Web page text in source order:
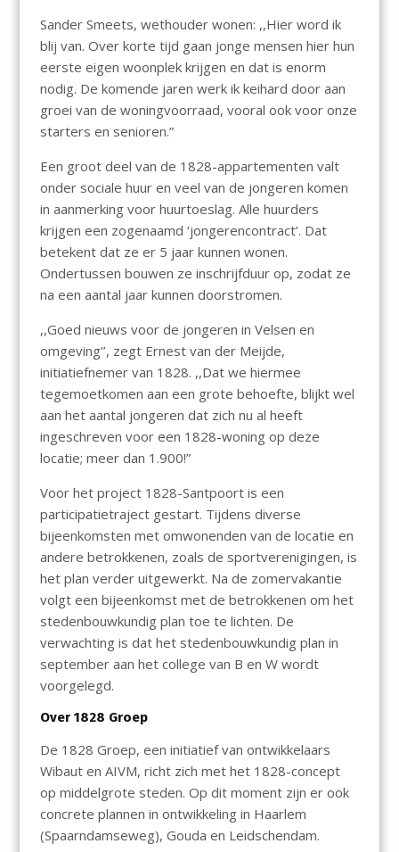
Sander Smeets, wethouder wonen: ,,Hier word ik
blij van. Over korte tijd gaan jonge mensen hier hun
eerste eigen woonplek krijgen en dat is enorm
nodig. De komende jaren werk ik keihard door aan
groei van de woningvoorraad, vooral ook voor onze
starters en senioren.”
Een groot deel van de 1828-appartementen valt
onder sociale huur en veel van de jongeren komen
in aanmerking voor huurtoeslag. Alle huurders
krijgen een zogenaamd ‘jongerencontract’. Dat
betekent dat ze er 5 jaar kunnen wonen.
Ondertussen bouwen ze inschrijfduur op, zodat ze
na een aantal jaar kunnen doorstromen.
,,Goed nieuws voor de jongeren in Velsen en
omgeving’’, zegt Ernest van der Meijde,
initiatiefnemer van 1828. ,,Dat we hiermee
tegemoetkomen aan een grote behoefte, blijkt wel
aan het aantal jongeren dat zich nu al heeft
ingeschreven voor een 1828-woning op deze
locatie; meer dan 1.900!”
Voor het project 1828-Santpoort is een
participatietraject gestart. Tijdens diverse
bijeenkomsten met omwonenden van de locatie en
andere betrokkenen, zoals de sportverenigingen, is
het plan verder uitgewerkt. Na de zomervakantie
volgt een bijeenkomst met de betrokkenen om het
stedenbouwkundig plan toe te lichten. De
verwachting is dat het stedenbouwkundig plan in
september aan het college van B en W wordt
voorgelegd.
Over 1828 Groep
De 1828 Groep, een initiatief van ontwikkelaars
Wibaut en AIVM, richt zich met het 1828-concept
op middelgrote steden. Op dit moment zijn er ook
concrete plannen in ontwikkeling in Haarlem
(Spaarndamseweg), Gouda en Leidschendam.